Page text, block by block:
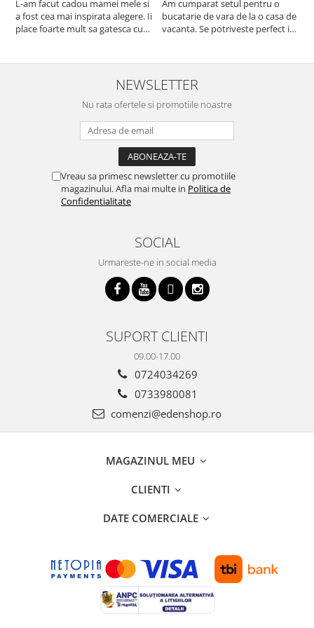
L-am facut cadou mamei mele si
a fost cea mai inspirata alegere. Ii
place foarte mult sa gatesca cu
cratita...ma gandesc serios sa imi
cumpar si eu! Recomand mult !
Am cumparat setul pentru o
bucatarie de vara de la o casa de
vacanta. Se potriveste perfect in
buna, recomand cu drag !
NEWSLETTER
Nu rata ofertele si promotiile noastre
Vreau sa primesc newsletter cu promotiile
magazinului. Afla mai multe in Politica de
Confidentialitate
SOCIAL
Urmareste-ne in social media
SUPORT CLIENTI
09.00-17.00
0724034269
0733980081
comenzi@edenshop.ro
MAGAZINUL MEU
CLIENTI
DATE COMERCIALE